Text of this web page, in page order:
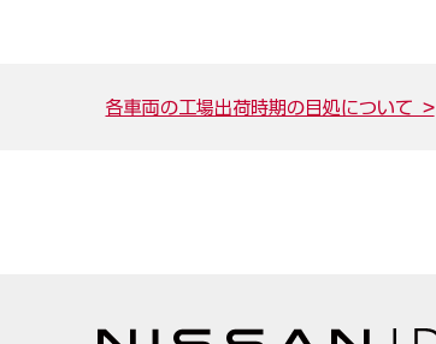
各車両の工場出荷時期の目処について >